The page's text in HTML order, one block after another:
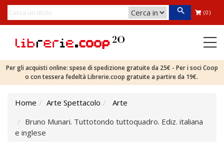
(0)
Per gli acquisti online: spese di spedizione gratuite da 25€ - Per i soci Coop
o con tessera fedeltà Librerie.coop gratuite a partire da 19€.
Home Arte Spettacolo
Arte
Bruno Munari. Tuttotondo tuttoquadro. Ediz. italiana
e inglese